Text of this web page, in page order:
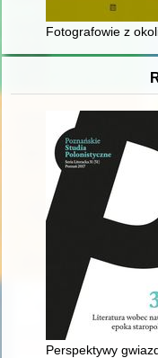
Fotografowie z
Perspektywy